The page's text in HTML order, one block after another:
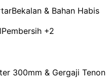
Bekalan & Bahan Habis
Pembersih +2
300mm & Gergaji Tenon